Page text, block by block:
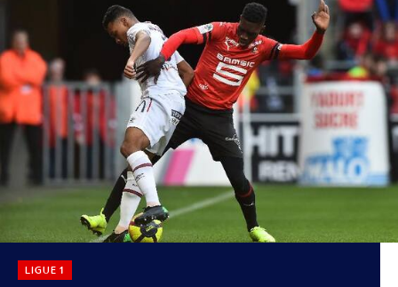
LIGUE 1